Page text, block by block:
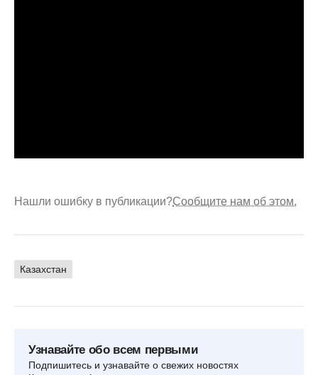
Нашли ошибку в публикации?Сообщите нам об этом.
Казахстан
Узнавайте обо всем первыми
Подпишитесь и узнавайте о свежих новостях